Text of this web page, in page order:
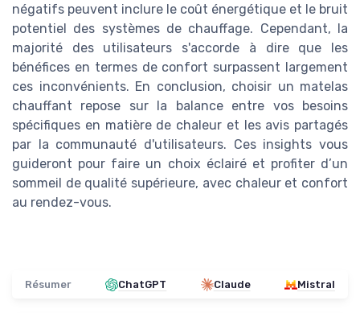
négatifs peuvent inclure le coût énergétique et le bruit
potentiel des systèmes de chauffage. Cependant, la
majorité des utilisateurs s'accorde à dire que les
bénéfices en termes de confort surpassent largement
ces inconvénients. En conclusion, choisir un matelas
chauffant repose sur la balance entre vos besoins
spécifiques en matière de chaleur et les avis partagés
par la communauté d'utilisateurs. Ces insights vous
guideront pour faire un choix éclairé et profiter d’un
sommeil de qualité supérieure, avec chaleur et confort
au rendez-vous.
Résumer ChatGPT Claude Mistral